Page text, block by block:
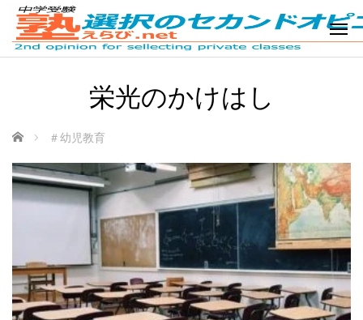
栄光のかけはし
ホーム ＃幼児教育